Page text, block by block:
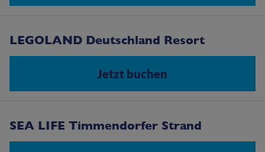
LEGOLAND Deutschland Resort
Jetzt buchen
SEA LIFE Timmendorfer Strand